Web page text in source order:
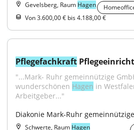
Gevelsberg, Raum Hagen
Von 3.600,00 € bis 4.188,00 €
Pflegefachkraft
"...Mark- Ruhr gemeinnützige
wunderschönen Hagen in
Arbeitgeber..."
Diakonie Mark-Ruhr
Schwerte, Raum Hagen